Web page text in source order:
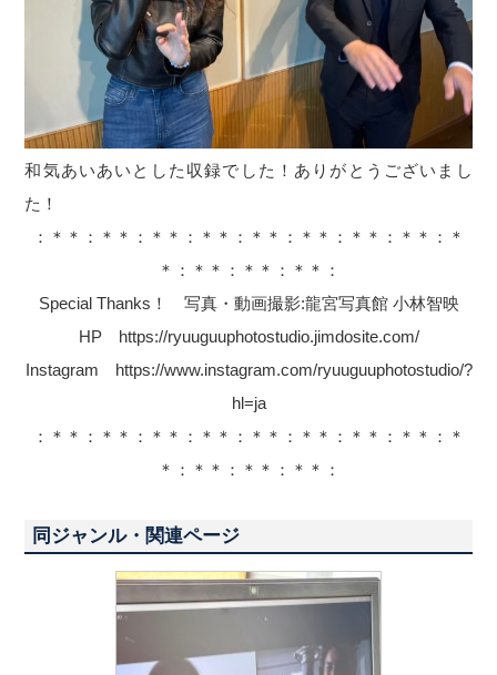
和気あいあいとした収録でした！ありがとうございまし
た！
：＊＊：＊＊：＊＊：＊＊：＊＊：＊＊：＊＊：＊＊：＊
＊：＊＊：＊＊：＊＊：
Special Thanks！ 写真・動画撮影:龍宮写真館 小林智映
HP https://ryuuguuphotostudio.jimdosite.com/
Instagram https://www.instagram.com/ryuuguuphotostudio/?
hl=ja
：＊＊：＊＊：＊＊：＊＊：＊＊：＊＊：＊＊：＊＊：＊
＊：＊＊：＊＊：＊＊：
同ジャンル・関連ページ